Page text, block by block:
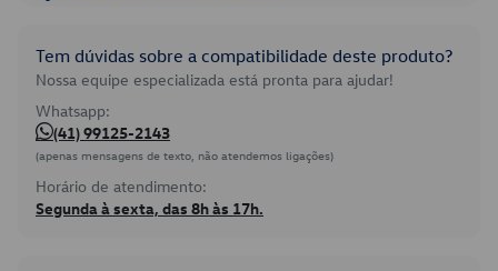
Tem dúvidas sobre a compatibilidade deste produto?
Nossa equipe especializada está pronta para ajudar!
Whatsapp:
(41) 99125-2143
(apenas mensagens de texto, não atendemos ligações)
Horário de atendimento:
Segunda à sexta, das 8h às 17h.